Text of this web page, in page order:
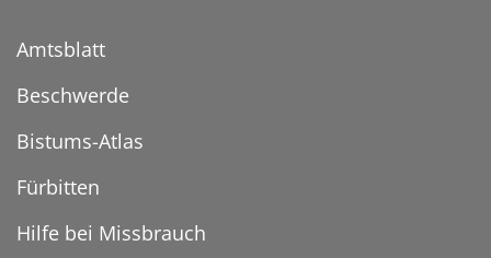
Amtsblatt
Beschwerde
Bistums-Atlas
Fürbitten
Hilfe bei Missbrauch